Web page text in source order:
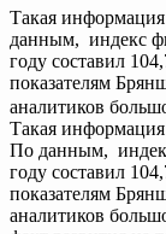
Такая
данным, индекс
году составил
показателям
аналитиков
Такая информация
По данным,
году составил
показателям
аналитиков